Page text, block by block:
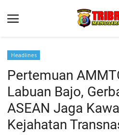
Beranda
Binkam
Kapolres Manggarai Imbau
Kapolres Manggarai Imbau
Headlines
Pertemuan
Labuan Bajo,
ASEAN Jaga
Kejahatan